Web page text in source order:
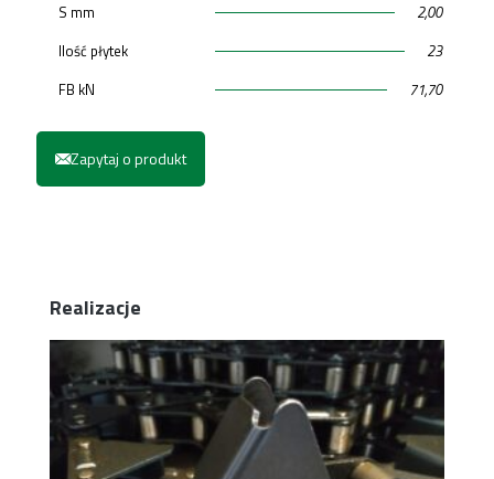
S mm
2,00
Ilość płytek
23
FB kN
71,70
Zapytaj o produkt
Realizacje